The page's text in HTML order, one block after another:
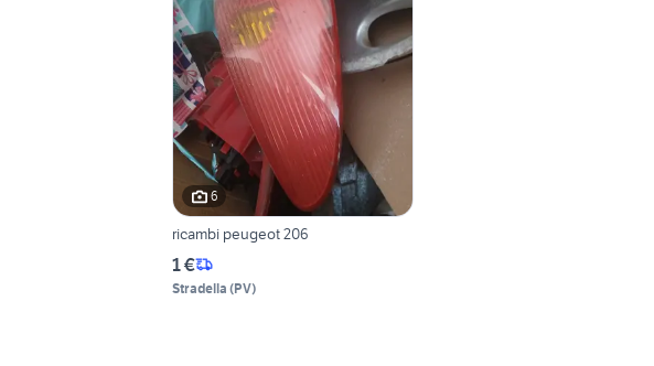
6
ricambi peugeot 206
1 €
Stradella (PV)